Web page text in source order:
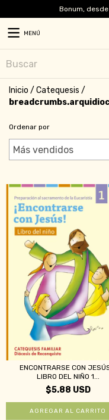
Bonum,
MENÚ
Inicio / Catequesis /
Ordenar por
ENCONTRARSE CON
LIBRO DEL NIÑO 1...
$5.88 USD